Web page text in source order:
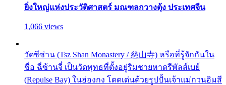
ยิ่งใหญ่แห่งประวัติศาสตร์ มณฑลกวางตุ้ง ประเทศจีน
1,066 views
วัดซีซ่าน (Tsz Shan Monastery / 慈山寺) หรือที่รู้จักกันใน
ชื่อ ฉี่ซ้านจี๋ เป็นวัดพุทธที่ตั้งอยู่ริมชายหาดรีพัลส์เบย์
(Repulse Bay) ในฮ่องกง โดดเด่นด้วยรูปปั้นเจ้าแม่กวนอิมสี